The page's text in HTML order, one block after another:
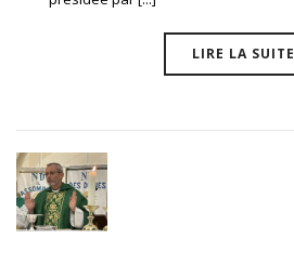
LIRE LA SUITE